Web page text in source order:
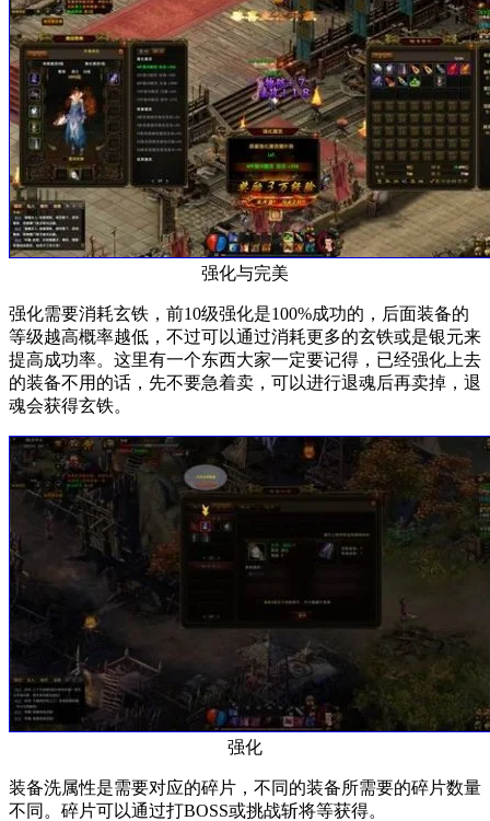
强化与完美
强化需要消耗玄铁，前10级强化是100%成功的，后面装备的
等级越高概率越低，不过可以通过消耗更多的玄铁或是银元来
提高成功率。这里有一个东西大家一定要记得，已经强化上去
的装备不用的话，先不要急着卖，可以进行退魂后再卖掉，退
魂会获得玄铁。
强化
装备洗属性是需要对应的碎片，不同的装备所需要的碎片数量
不同。碎片可以通过打BOSS或挑战斩将等获得。